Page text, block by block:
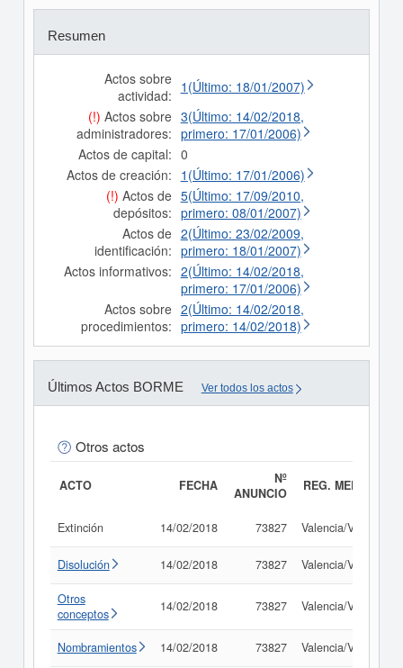
Resumen
Actos sobre
actividad: 1(Último: 18/01/2007)
(!) Actos sobre
administradores:
3(Último: 14/02/2018,
primero: 17/01/2006)
Actos de capital: 0
Actos de creación: 1(Último: 17/01/2006)
(!) Actos de
depósitos:
5(Último: 17/09/2010,
primero: 08/01/2007)
Actos de
identificación:
2(Último: 23/02/2009,
primero: 18/01/2007)
Actos informativos: 2(Último: 14/02/2018,
primero: 17/01/2006)
Actos sobre
procedimientos:
2(Último: 14/02/2018,
primero: 14/02/2018)
Últimos Actos BORME Ver todos los actos
Otros actos
ACTO FECHA
Nº
ANUNCIO
REG. MERC.
Extinción 14/02/2018 73827 Valencia/València
Disolución 14/02/2018 73827 Valencia/València
Otros
conceptos
14/02/2018 73827 Valencia/València
Nombramientos 14/02/2018 73827 Valencia/València